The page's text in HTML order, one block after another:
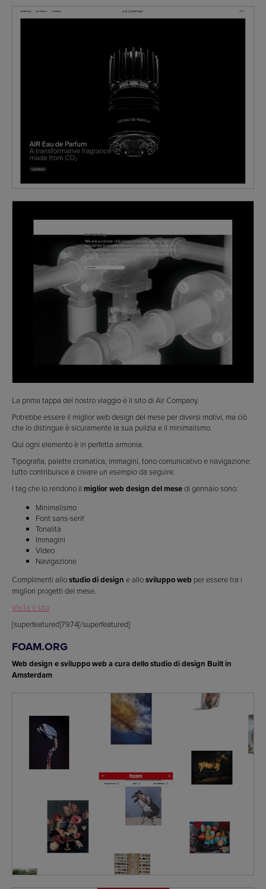
La prima tappa del nostro viaggio è il sito di Air Company.
Potrebbe essere il miglior web design del mese per diversi motivi, ma ciò
che lo distingue è sicuramente la sua pulizia e il minimalismo.
Qui ogni elemento è in perfetta armonia.
Tipografia, palette cromatica, immagini, tono comunicativo e navigazione:
tutto contribuisce a creare un esempio da seguire.
I tag che lo rendono il miglior web design del mesedi gennaio sono:
Minimalismo
Font sans-serif
Tonalità
Immagini
Video
Navigazione
Complimenti allostudio di design e allosviluppo web per essere tra i
migliori progetti del mese.
Visita il sito
[superfeatured]7974[/superfeatured]
FOAM.ORG
Web design e sviluppo web a cura dello studio di design Built in
Amsterdam